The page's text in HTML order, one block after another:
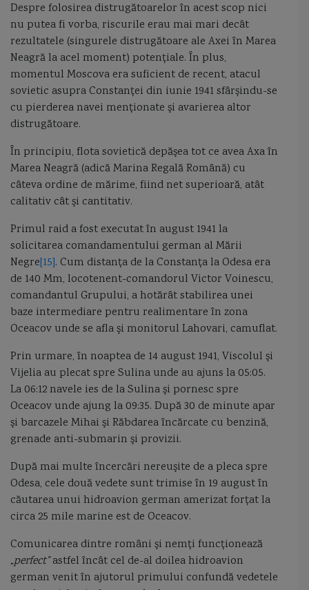
Despre folosirea distrugătoarelor în acest scop nici
nu putea fi vorba, riscurile erau mai mari decât
rezultatele (singurele distrugătoare ale Axei în Marea
Neagră la acel moment) potenţiale. În plus,
momentul Moscova era suficient de recent, atacul
sovietic asupra Constanţei din iunie 1941 sfârșindu-se
cu pierderea navei menţionate şi avarierea altor
distrugătoare.
În principiu, flota sovietică depăşea tot ce avea Axa în
Marea Neagră (adică Marina Regală Română) cu
câteva ordine de mărime, fiind net superioară, atât
calitativ cât şi cantitativ.
Primul raid a fost executat în august 1941 la
solicitarea comandamentului german al Mării
Negre[15]. Cum distanţa de la Constanţa la Odesa era
de 140 Mm, locotenent-comandorul Victor Voinescu,
comandantul Grupului, a hotărât stabilirea unei
baze intermediare pentru realimentare în zona
Oceacov unde se afla şi monitorul Lahovari, camuflat.
Prin urmare, în noaptea de 14 august 1941, Viscolul şi
Vijelia au plecat spre Sulina unde au ajuns la 05:05.
La 06:12 navele ies de la Sulina şi pornesc spre
Oceacov unde ajung la 09:35. După 30 de minute apar
şi barcazele Mihai şi Răbdarea încărcate cu benzină,
grenade anti-submarin şi provizii.
După mai multe încercări nereuşite de a pleca spre
Odesa, cele două vedete sunt trimise în 19 august în
căutarea unui hidroavion german amerizat forţat la
circa 25 mile marine est de Oceacov.
Comunicarea dintre români şi nemţi funcţionează
„perfect”astfel încât cel de-al doilea hidroavion
german venit în ajutorul primului confundă vedetele